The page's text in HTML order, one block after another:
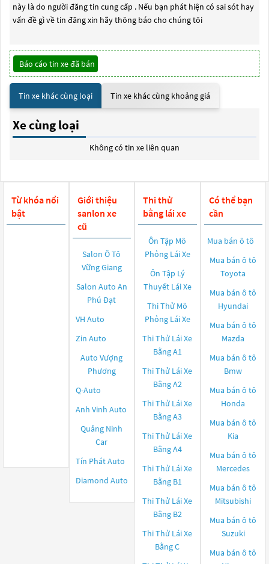
này là do người đăng tin cung cấp . Nếu bạn phát hiện có sai sót hay
vấn đề gì về tin đăng xin hãy thông báo cho chúng tôi
Báo cáo tin xe đã bán
Tin xe khác cùng loại Tin xe khác cùng khoảng giá
Xe cùng loại
Không có tin xe liên quan
Từ khóa nổi
bật
Giới thiệu
sanlon xe
cũ
Salon Ô Tô
Vững Giang
Salon Auto An
Phú Đạt
VH Auto
Zin Auto
Auto Vượng
Phương
Q-Auto
Anh Vinh Auto
Quảng Ninh
Car
Tín Phát Auto
Diamond Auto
Thi thử
bằng lái xe
Ôn Tập Mô
Phỏng Lái Xe
Ôn Tập Lý
Thuyết Lái Xe
Thi Thử Mô
Phỏng Lái Xe
Thi Thử Lái Xe
Bằng A1
Thi Thử Lái Xe
Bằng A2
Thi Thử Lái Xe
Bằng A3
Thi Thử Lái Xe
Bằng A4
Thi Thử Lái Xe
Bằng B1
Thi Thử Lái Xe
Bằng B2
Thi Thử Lái Xe
Bằng C
Có thể bạn
cần
Mua bán ô tô
Mua bán ô tô
Toyota
Mua bán ô tô
Hyundai
Mua bán ô tô
Mazda
Mua bán ô tô
Bmw
Mua bán ô tô
Honda
Mua bán ô tô
Kia
Mua bán ô tô
Mercedes
Mua bán ô tô
Mitsubishi
Mua bán ô tô
Suzuki
Mua bán ô tô